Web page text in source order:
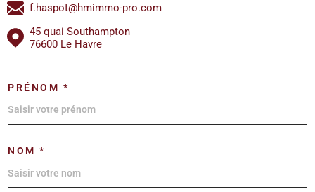
f.haspot@hmimmo-pro.com
45 quai Southampton
76600 Le Havre
PRÉNOM *
NOM *